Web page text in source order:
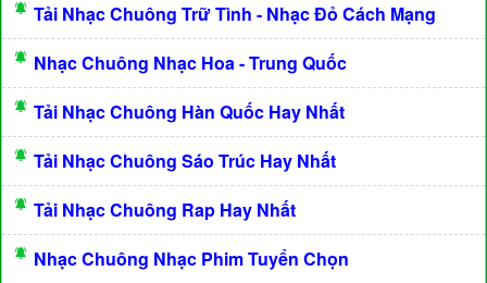
Tải Nhạc Chuông Trữ Tình - Nhạc Đỏ Cách Mạng
Nhạc Chuông Nhạc Hoa - Trung Quốc
Tải Nhạc Chuông Hàn Quốc Hay Nhất
Tải Nhạc Chuông Sáo Trúc Hay Nhất
Tải Nhạc Chuông Rap Hay Nhất
Nhạc Chuông Nhạc Phim Tuyển Chọn